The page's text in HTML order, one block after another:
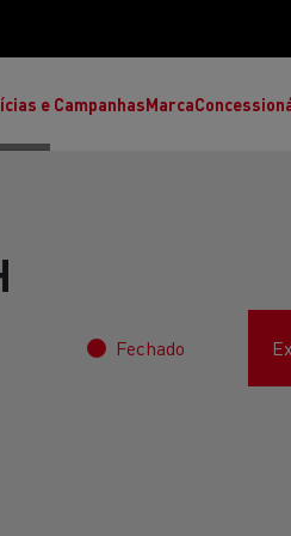
e CampanhasMarca
Fechado